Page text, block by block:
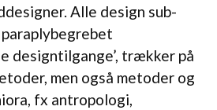
Alle design sub-
designtilgange’, trækker på
men også metoder og
fx antropologi,